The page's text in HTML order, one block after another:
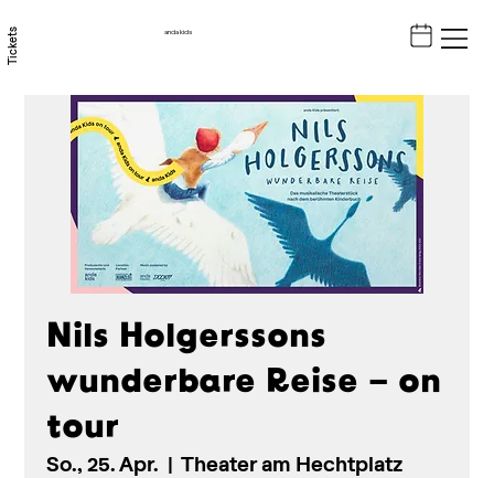
Tickets anda kids
Nils Holgerssons
wunderbare Reise – on
tour
So., 25. Apr.
  |
Theater am Hechtplatz